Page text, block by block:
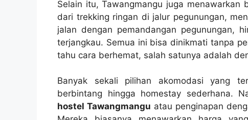
Selain itu, Tawangmangu juga menawarkan
dari trekking ringan di jalur pegunungan,
jalan dengan pemandangan pegunungan,
terjangkau. Semua ini bisa dinikmati tanpa
tahu cara berhemat, salah satunya adalah
Banyak sekali pilihan akomodasi yang
berbintang hingga homestay sederhana.
hostel Tawangmangu atau penginapan